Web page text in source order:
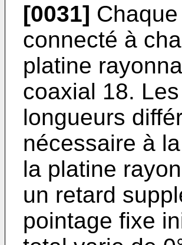
[0031]
connecté à
platine
coaxial 18.
longueurs
nécessaire à
la platine
un retard
pointage fixe